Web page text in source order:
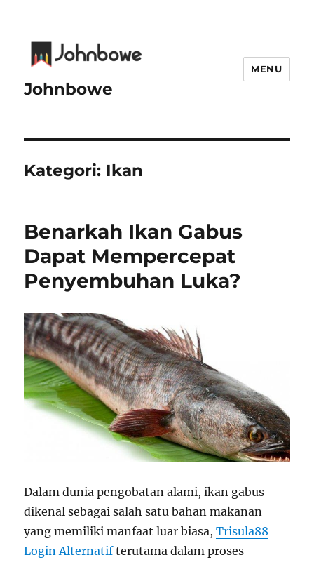
Johnbowe
MENU
Kategori: Ikan
Benarkah Ikan Gabus
Dapat Mempercepat
Penyembuhan Luka?
Dalam dunia pengobatan alami, ikan gabus
dikenal sebagai salah satu bahan makanan
yang memiliki manfaat luar biasa,Trisula88
Login Alternatifterutama dalam proses